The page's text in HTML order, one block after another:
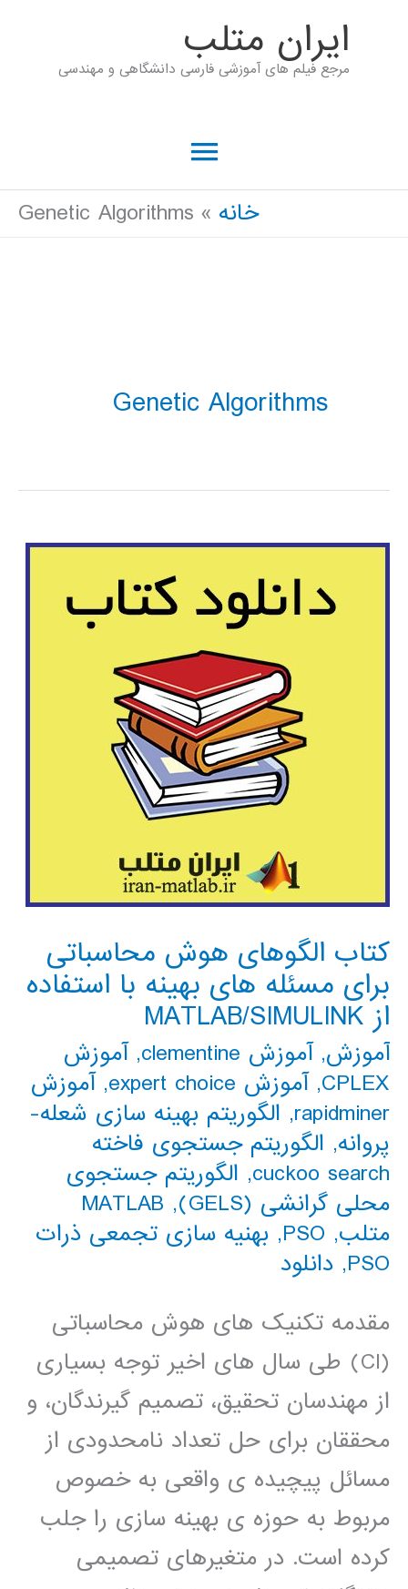
ايران متلب
مرجع فیلم های آموزشی فارسی دانشگاهی و مهندسی
فهرست
اصلیخانه Genetic Algorithms
Genetic Algorithms
کتاب الگوهای هوش محاسباتی
برای مسئله های بهینه با استفاده
از MATLAB/SIMULINK
آموزش,آموزش clementine ,آموزش
CPLEX
,آموزش expert choice ,آموزش
rapidminer
, الگوریتم بهینه سازی شعله-
پروانه, الگوریتم جستجوی فاخته
cuckoo search
, الگوریتم جستجوی
محلی گرانشی (GELS)
,
MATLAB
متلب,
PSO
, بهنیه سازی تجمعی ذرات
PSO
, دانلود
مقدمه تکنیک های هوش محاسباتی
(CI) طی سال های اخیر توجه بسیاری
از مهندسان تحقیق، تصمیم گیرندگان، و
محققان برای حل تعداد نامحدودی از
مسائل پیچیده ی واقعی به خصوص
مربوط به حوزه ی بهینه سازی را جلب
کرده است. در متغیرهای تصمیمی